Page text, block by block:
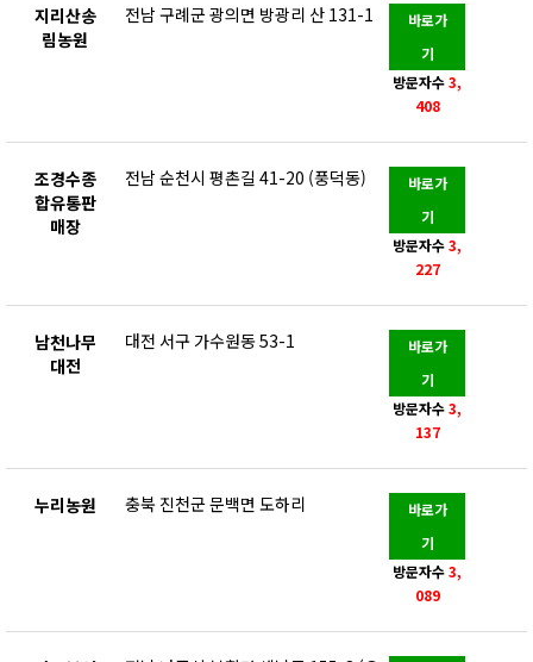
지리산송
림농원
전남 구례군 광의면 방광리 산 131-1
바로가
기
방문자수3,
408
조경수종
합유통판
매장
전남 순천시 평촌길 41-20 (풍덕동)
바로가
기
방문자수3,
227
남천나무
대전
대전 서구 가수원동 53-1
바로가
기
방문자수3,
137
누리농원 충북 진천군 문백면 도하리
바로가
기
방문자수3,
089